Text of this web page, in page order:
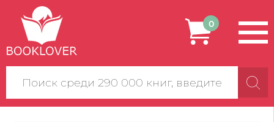
Поиск
по
сайту
0